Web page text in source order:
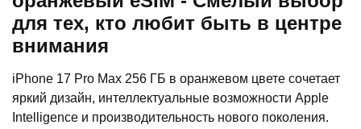
для тех, кто любит быть в центре
внимания
iPhone 17 Pro Max 256 ГБ в оранжевом цвете сочетает
яркий дизайн, интеллектуальные возможности Apple
Intelligence и производительность нового поколения.